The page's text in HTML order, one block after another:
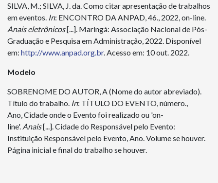
SILVA, M.; SILVA, J. da. Como citar apresentação de trabalhos
em eventos. In: ENCONTRO DA ANPAD, 46., 2022, on-line.
Anais eletrônicos[...]. Maringá: Associação Nacional de Pós-
Graduação e Pesquisa em Administração, 2022. Disponível
em: http://www.anpad.org.br. Acesso em: 10 out. 2022.
Modelo
SOBRENOME DO AUTOR, A (Nome do autor abreviado).
Título do trabalho. In: TÍTULO DO EVENTO, número.,
Ano, Cidade onde o Evento foi realizado ou 'on-
line'. Anais[...]. Cidade do Responsável pelo Evento:
Instituição Responsável pelo Evento, Ano. Volume se houver.
Página inicial e final do trabalho se houver.